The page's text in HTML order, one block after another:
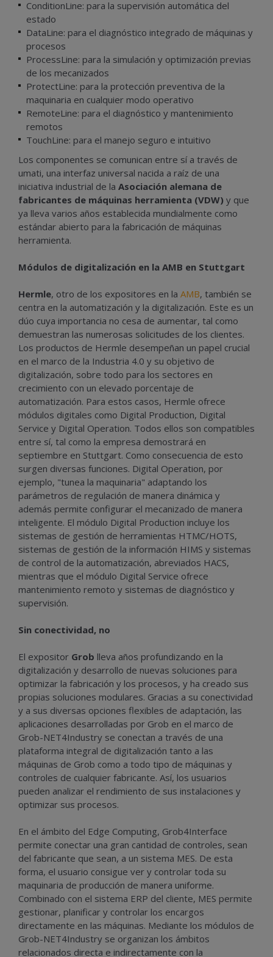
ConditionLine: para la supervisión automática del
estado
DataLine: para el diagnóstico integrado de máquinas y
procesos
ProcessLine: para la simulación y optimización previas
de los mecanizados
ProtectLine: para la protección preventiva de la
maquinaria en cualquier modo operativo
RemoteLine: para el diagnóstico y mantenimiento
remotos
TouchLine: para el manejo seguro e intuitivo
Los componentes se comunican entre sí a través de
umati, una interfaz universal nacida a raíz de una
iniciativa industrial de la Asociación alemana de
fabricantes de máquinas herramienta (VDW) y que
ya lleva varios años establecida mundialmente como
estándar abierto para la fabricación de máquinas
herramienta.
Módulos de digitalización en la AMB en Stuttgart
Hermle, otro de los expositores en la AMB, también se
centra en la automatización y la digitalización. Este es un
dúo cuya importancia no cesa de aumentar, tal como
demuestran las numerosas solicitudes de los clientes.
Los productos de Hermle desempeñan un papel crucial
en el marco de la Industria 4.0 y su objetivo de
digitalización, sobre todo para los sectores en
crecimiento con un elevado porcentaje de
automatización. Para estos casos, Hermle ofrece
módulos digitales como Digital Production, Digital
Service y Digital Operation. Todos ellos son compatibles
entre sí, tal como la empresa demostrará en
septiembre en Stuttgart. Como consecuencia de esto
surgen diversas funciones. Digital Operation, por
ejemplo, "tunea la maquinaria" adaptando los
parámetros de regulación de manera dinámica y
además permite configurar el mecanizado de manera
inteligente. El módulo Digital Production incluye los
sistemas de gestión de herramientas HTMC/HOTS,
sistemas de gestión de la información HIMS y sistemas
de control de la automatización, abreviados HACS,
mientras que el módulo Digital Service ofrece
mantenimiento remoto y sistemas de diagnóstico y
supervisión.
Sin conectividad, no
El expositor Grob lleva años profundizando en la
digitalización y desarrollo de nuevas soluciones para
optimizar la fabricación y los procesos, y ha creado sus
propias soluciones modulares. Gracias a su conectividad
y a sus diversas opciones flexibles de adaptación, las
aplicaciones desarrolladas por Grob en el marco de
Grob-NET4Industry se conectan a través de una
plataforma integral de digitalización tanto a las
máquinas de Grob como a todo tipo de máquinas y
controles de cualquier fabricante. Así, los usuarios
pueden analizar el rendimiento de sus instalaciones y
optimizar sus procesos.
En el ámbito del Edge Computing, Grob4Interface
permite conectar una gran cantidad de controles, sean
del fabricante que sean, a un sistema MES. De esta
forma, el usuario consigue ver y controlar toda su
maquinaria de producción de manera uniforme.
Combinado con el sistema ERP del cliente, MES permite
gestionar, planificar y controlar los encargos
directamente en las máquinas. Mediante los módulos de
Grob-NET4Industry se organizan los ámbitos
relacionados directa e indirectamente con la